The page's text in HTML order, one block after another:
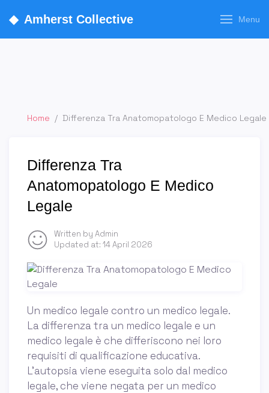
◆ Amherst Collective Menu
Home / Differenza Tra Anatomopatologo E Medico Legale
Differenza Tra
Anatomopatologo E Medico
Legale
Written by Admin
Updated at: 14 April 2026
Un medico legale contro un medico legale.
La differenza tra un medico legale e un
medico legale è che differiscono nei loro
requisiti di qualificazione educativa.
L'autopsia viene eseguita solo dal medico
legale, che viene negata per un medico